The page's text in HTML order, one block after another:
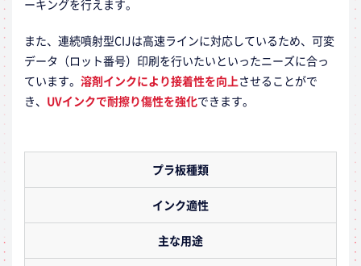
ーキングを行えます。
また、連続噴射型CIJは高速ラインに対応しているため、可変
データ（ロット番号）印刷を行いたいといったニーズに合っ
ています。 溶剤インクにより接着性を向上させることがで
き、 UVインクで耐擦り傷性を強化できます。
プラ板種類
インク適性
主な用途